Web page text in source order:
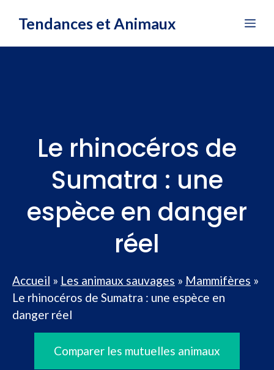
Tendances et Animaux
Le rhinocéros de
Sumatra : une
espèce en danger
réel
Accueil » Les animaux sauvages » Mammifères »
Le rhinocéros de Sumatra : une espèce en
danger réel
Comparer les mutuelles animaux